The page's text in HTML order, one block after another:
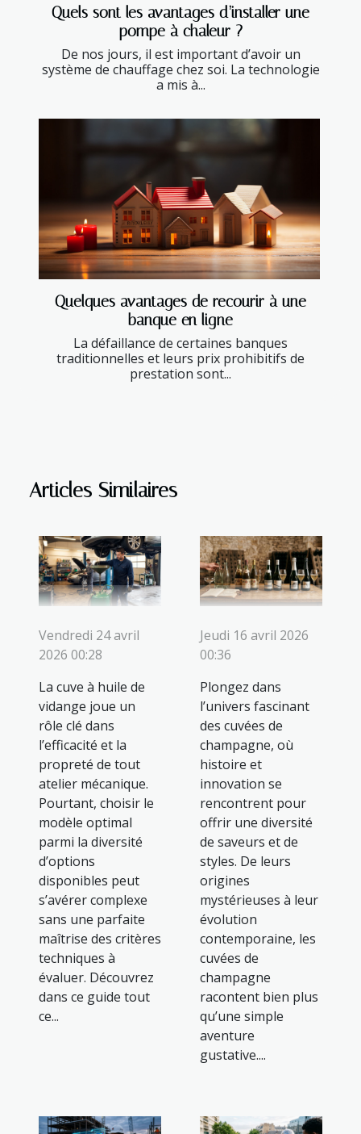
Quels sont les avantages d’installer une
pompe à chaleur ?
De nos jours, il est important d’avoir un
système de chauffage chez soi. La technologie
a mis à...
Quelques avantages de recourir à une
banque en ligne
La défaillance de certaines banques
traditionnelles et leurs prix prohibitifs de
prestation sont...
Articles Similaires
Vendredi 24 avril
2026 00:28
La cuve à huile de
vidange joue un
rôle clé dans
l’efficacité et la
propreté de tout
atelier mécanique.
Pourtant, choisir le
modèle optimal
parmi la diversité
d’options
disponibles peut
s’avérer complexe
sans une parfaite
maîtrise des critères
techniques à
évaluer. Découvrez
dans ce guide tout
ce...
Jeudi 16 avril 2026
00:36
Plongez dans
l’univers fascinant
des cuvées de
champagne, où
histoire et
innovation se
rencontrent pour
offrir une diversité
de saveurs et de
styles. De leurs
origines
mystérieuses à leur
évolution
contemporaine, les
cuvées de
champagne
racontent bien plus
qu’une simple
aventure
gustative....